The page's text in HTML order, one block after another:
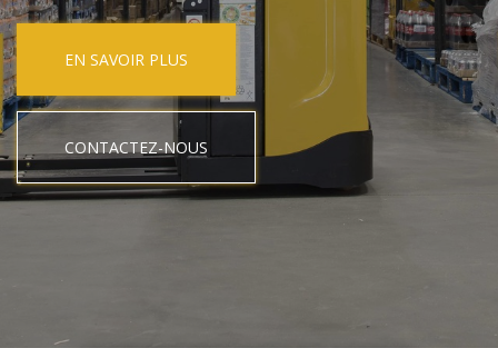
EN SAVOIR PLUS
CONTACTEZ-NOUS